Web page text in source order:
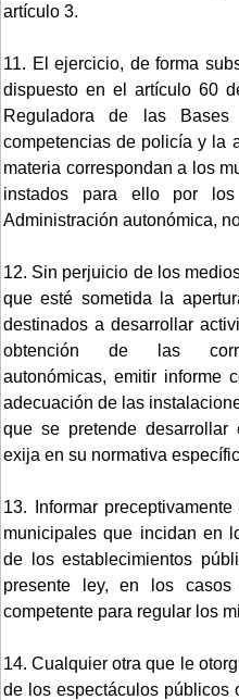
artículo 3.
11. El ejercicio, de forma
dispuesto en el artículo 60
Reguladora de las
competencias de policía y la
materia correspondan a los
instados para ello por
Administración autonómica,
12. Sin perjuicio de los
que esté sometida la
destinados a desarrollar
obtención de las
autonómicas, emitir informe
adecuación de las
que se pretende
exija en su normativa
13. Informar
municipales que incidan en
de los establecimientos
presente ley, en los
competente para regular los
14. Cualquier otra que le
de los espectáculos públicos